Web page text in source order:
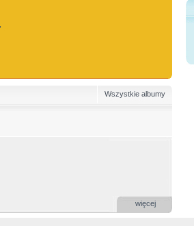
Wszystkie albumy
więcej